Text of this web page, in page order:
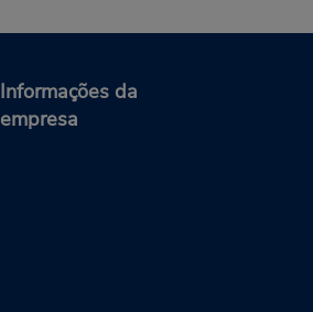
Informações da
empresa